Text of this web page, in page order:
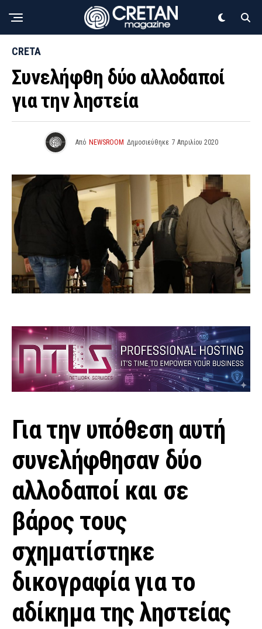
CRETA
Συνελήφθη δύο αλλοδαποί
για την ληστεία
Από NEWSROOM Δημοσιεύθηκε 7 Απριλίου 2020
Για την υπόθεση αυτή
συνελήφθησαν δύο
αλλοδαποί και σε
βάρος τους
σχηματίστηκε
δικογραφία για το
αδίκημα της ληστείας